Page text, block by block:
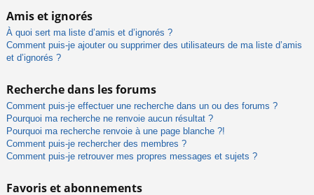
Amis et ignorés
À quoi sert ma liste d’amis et d’ignorés ?
Comment puis-je ajouter ou supprimer des utilisateurs de ma liste d’amis
et d’ignorés ?
Recherche dans les forums
Comment puis-je effectuer une recherche dans un ou des forums ?
Pourquoi ma recherche ne renvoie aucun résultat ?
Pourquoi ma recherche renvoie à une page blanche ?!
Comment puis-je rechercher des membres ?
Comment puis-je retrouver mes propres messages et sujets ?
Favoris et abonnements